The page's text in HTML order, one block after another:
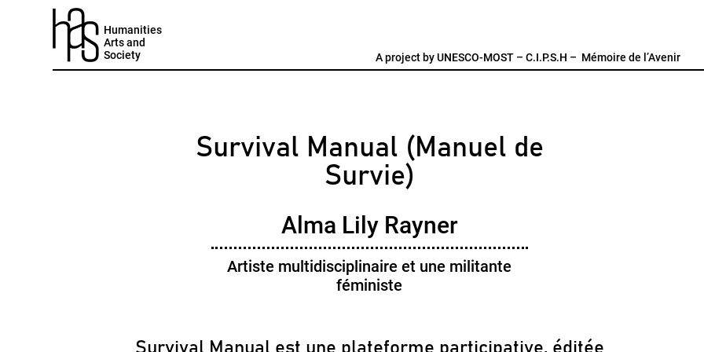
Humanities
Arts and
Society
A project byUNESCO-MOST – C.I.P.S.H – Mémoire de l’Avenir
Survival Manual (Manuel de
Survie)
Alma Lily Rayner
Artiste multidisciplinaire et une militante
féministe
Survival Manual est une plateforme participative, éditée